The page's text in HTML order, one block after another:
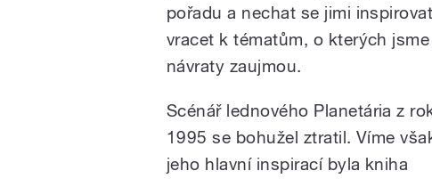
pořadu a nechat se jimi
vracet k tématům, o kterých
návraty zaujmou.
Scénář lednového Planetária z
1995 se bohužel ztratil. Víme
jeho hlavní inspirací byla kniha